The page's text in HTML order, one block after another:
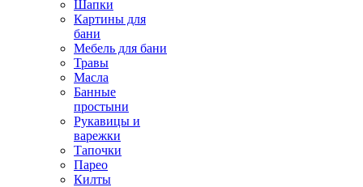
Шапки
Картины для
бани
Мебель для бани
Травы
Масла
Банные
простыни
Рукавицы и
варежки
Тапочки
Парео
Килты